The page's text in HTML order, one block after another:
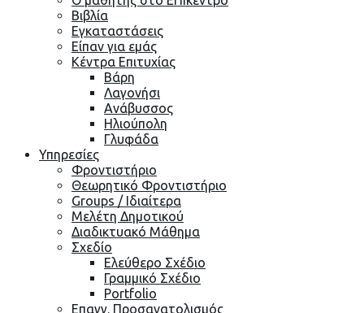
Βιβλία
Εγκαταστάσεις
Είπαν για εμάς
Κέντρα Επιτυχίας
Βάρη
Λαγονήσι
Ανάβυσσος
Ηλιούπολη
Γλυφάδα
Υπηρεσίες
Φροντιστήριο
Θεωρητικό Φροντιστήριο
Groups / Ιδιαίτερα
Μελέτη Δημοτικού
Διαδικτυακό Μάθημα
Σχεδίο
Ελεύθερο Σχέδιο
Γραμμικό Σχέδιο
Portfolio
Επαγγ. Προσανατολισμός